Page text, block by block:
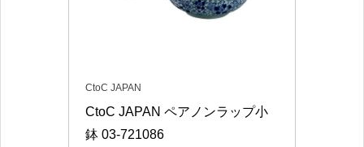
CtoC JAPAN
CtoC JAPAN ペアノンラップ小
鉢 03-721086